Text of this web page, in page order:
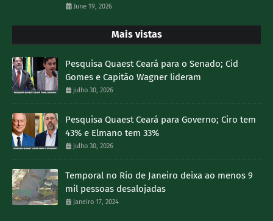
June 19, 2026
Mais vistas
Pesquisa Quaest Ceará para o Senado; Cid
Gomes e Capitão Wagner lideram
julho 30, 2026
Pesquisa Quaest Ceará para Governo; Ciro tem
43% e Elmano tem 33%
julho 30, 2026
Temporal no Rio de Janeiro deixa ao menos 9
mil pessoas desalojadas
janeiro 17, 2024